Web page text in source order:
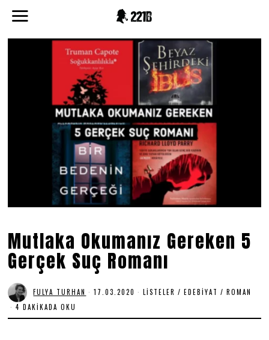
Mutlaka Okumanız Gereken 5
Gerçek Suç Romanı
FULYA TURHAN 17.03.2020 2
0
LISTELER / EDEBIYAT / ROMAN
4 DAKIKADA OKU